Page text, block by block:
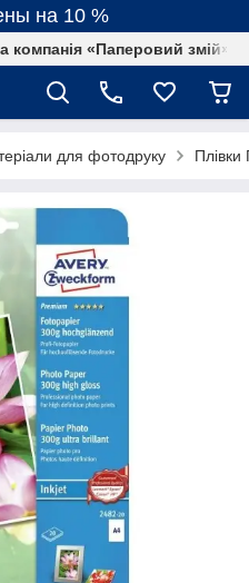
на 10 %
компанія «Паперовий змій»
для фотодруку